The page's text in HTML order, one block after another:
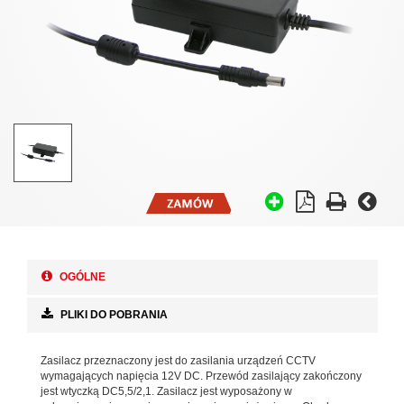
OGÓLNE
PLIKI DO POBRANIA
Zasilacz przeznaczony jest do zasilania urządzeń CCTV
wymagających napięcia 12V DC. Przewód zasilający zakończony
jest wtyczką DC5,5/2,1. Zasilacz jest wyposażony w